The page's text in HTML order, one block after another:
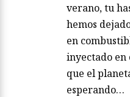
verano, tu
hemos
en
inyectado en
que el
esperando…